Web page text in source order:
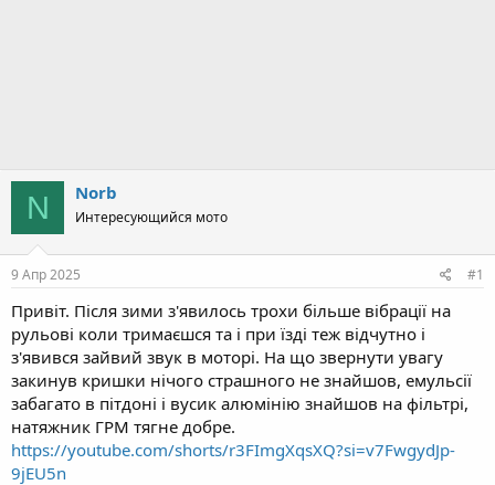
N Norb
Интересующийся мото
9 Апр 2025 #1
Привіт. Після зими з'явилось трохи більше вібрації на
рульові коли тримаєшся та і при їзді теж відчутно і
з'явився зайвий звук в моторі. На що звернути увагу
закинув кришки нічого страшного не знайшов, емульсії
забагато в пітдоні і вусик алюмінію знайшов на фільтрі,
натяжник ГРМ тягне добре.
https://youtube.com/shorts/r3FImgXqsXQ?si=v7FwgydJp-
9jEU5n